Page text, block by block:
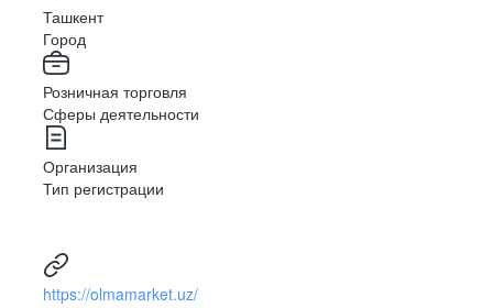
Ташкент
Город
Розничная торговля
Сферы деятельности
Организация
Тип регистрации
https://olmamarket.uz/